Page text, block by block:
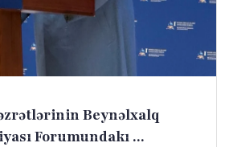
Beynəlxalq
Forumundakı ...